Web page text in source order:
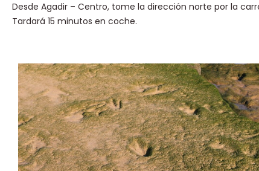
Desde Agadir – Centro, tome la dirección norte por la
Tardará 15 minutos en coche.